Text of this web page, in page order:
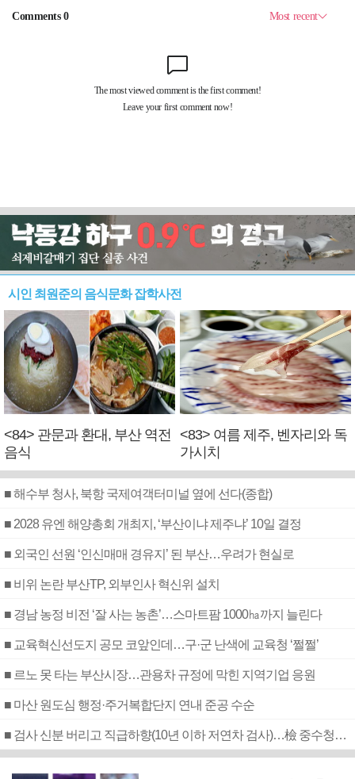
시인 최원준의 음식문화 잡학사전
<84> 관문과 환대, 부산 역전
음식
<83> 여름 제주, 벤자리와 독
가시치
■ 해수부 청사, 북항 국제여객터미널 옆에 선다(종합)
■ 2028 유엔 해양총회 개최지, ‘부산이냐 제주냐’ 10일 결정
■ 외국인 선원 ‘인신매매 경유지’ 된 부산…우려가 현실로
■ 비위 논란 부산TP, 외부인사 혁신위 설치
■ 경남 농정 비전 ‘잘 사는 농촌’…스마트팜 1000㏊까지 늘린다
■ 교육혁신선도지 공모 코앞인데…구·군 난색에 교육청 ‘쩔쩔’
■ 르노 못 타는 부산시장…관용차 규정에 막힌 지역기업 응원
■ 마산 원도심 행정·주거복합단지 연내 준공 수순
■ 검사 신분 버리고 직급하향(10년 이하 저연차 검사)…檢 중수청행 기피